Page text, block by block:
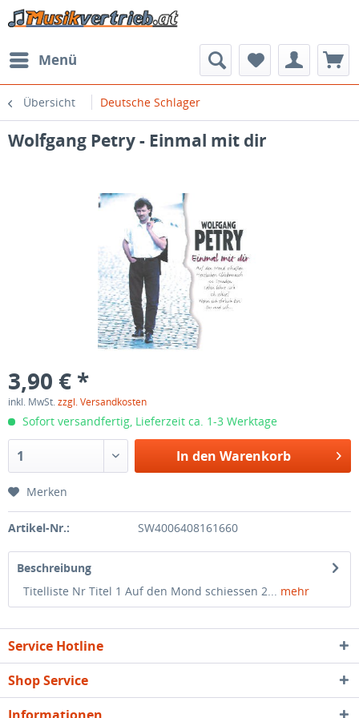
Menü
Übersicht Deutsche Schlager
Wolfgang Petry - Einmal mit dir
3,90 € *
inkl. MwSt.zzgl. Versandkosten
Sofort versandfertig, Lieferzeit ca. 1-3 Werktage
In den Warenkorb
Merken
Artikel-Nr.: SW4006408161660
Beschreibung
Titelliste Nr Titel 1 Auf den Mond schiessen 2... mehr
Service Hotline
Shop Service